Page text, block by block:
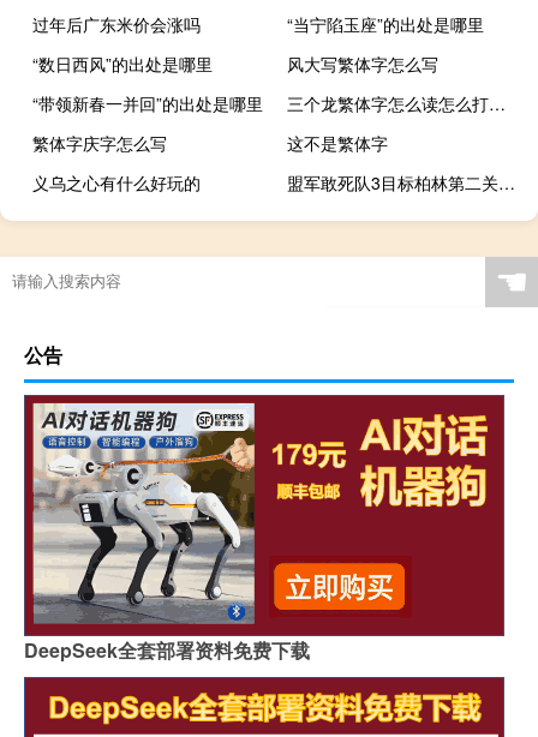
过年后广东米价会涨吗
“当宁陷玉座”的出处是哪里
“数日西风”的出处是哪里
风大写繁体字怎么写
“带领新春一并回”的出处是哪里
三个龙繁体字怎么读怎么打出来
繁体字庆字怎么写
这不是繁体字
义乌之心有什么好玩的
盟军敢死队3目标柏林第二关（盟军敢死队3快捷键）
☚
公告
DeepSeek全套部署资料免费下载